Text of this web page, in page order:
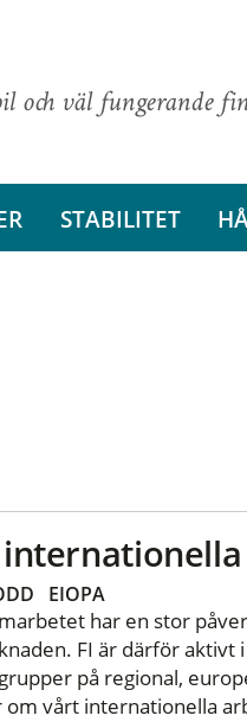
och väl fungerande
STABILITET
EIOPA
har en stor
FI är därför
på regional,
vårt internationella